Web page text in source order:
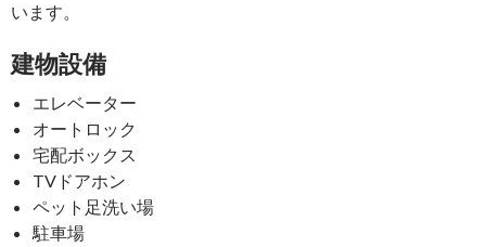
います。
建物設備
エレベーター
オートロック
宅配ボックス
TVドアホン
ペット足洗い場
駐車場